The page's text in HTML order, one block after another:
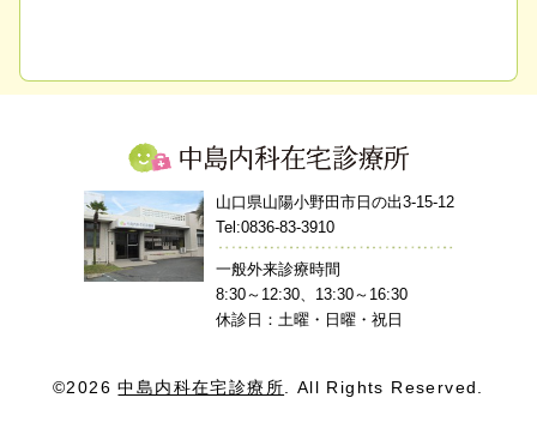
山口県山陽小野田市日の出3-15-12
Tel:0836-83-3910
一般外来診療時間
8:30～12:30、13:30～16:30
休診日：土曜・日曜・祝日
©2026中島内科在宅診療所 . All Rights Reserved.